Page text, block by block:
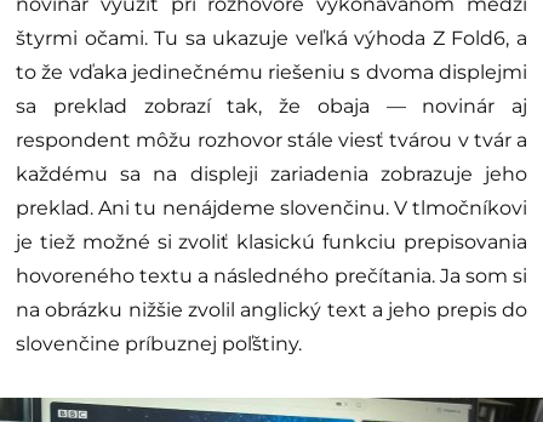
štyrmi očami. Tu sa ukazuje veľká výhoda Z Fold6, a
to že vďaka jedinečnému riešeniu s dvoma displejmi
sa preklad zobrazí tak, že obaja — novinár aj
respondent môžu rozhovor stále viesť tvárou v tvár a
každému sa na displeji zariadenia zobrazuje jeho
preklad. Ani tu nenájdeme slovenčinu. V tlmočníkovi
je tiež možné si zvoliť klasickú funkciu prepisovania
hovoreného textu a následného prečítania. Ja som si
na obrázku nižšie zvolil anglický text a jeho prepis do
slovenčine príbuznej poľštiny.